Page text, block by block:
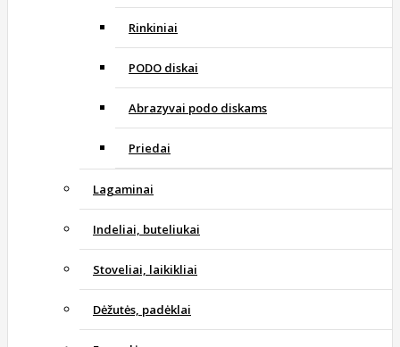
Rinkiniai
PODO diskai
Abrazyvai podo diskams
Priedai
Lagaminai
Indeliai, buteliukai
Stoveliai, laikikliai
Dėžutės, padėklai